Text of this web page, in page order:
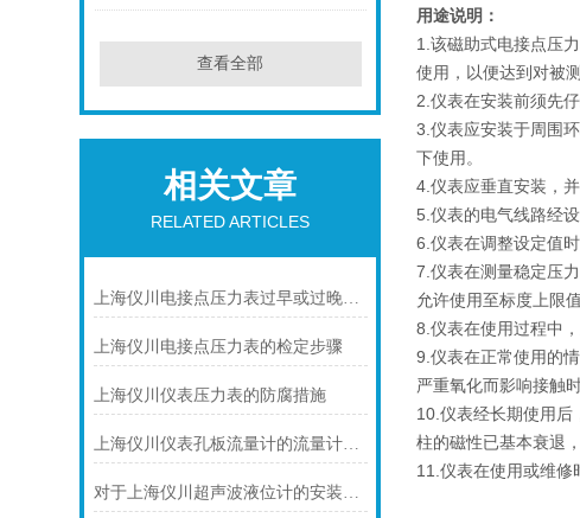
查看全部
相关文章
RELATED ARTICLES
上海仪川电接点压力表过早或过晚发生信号
上海仪川电接点压力表的检定步骤
上海仪川仪表压力表的防腐措施
上海仪川仪表孔板流量计的流量计算公式
对于上海仪川超声波液位计的安装原理你可知晓！
用途说明：
1.该磁助式电接点压
使用，以便达到对被
2.仪表在安装前须先
3.仪表应安装于周围
下使用。
4.仪表应垂直安装，
5.仪表的电气线路经
6.仪表在调整设定值
7.仪表在测量稳定压
允许使用至标度上限
8.仪表在使用过程中
9.仪表在正常使用的
严重氧化而影响接触
10.仪表经长期使用后
柱的磁性已基本衰退
11.仪表在使用或维修